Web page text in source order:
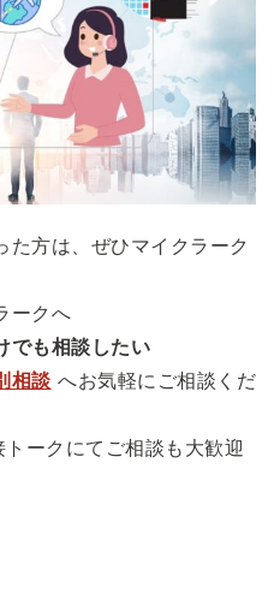
た方は、ぜひマイクラーク
ークへ
でも相談したい
相談 へお気軽にご相談くだ
トークにてご相談も大歓迎